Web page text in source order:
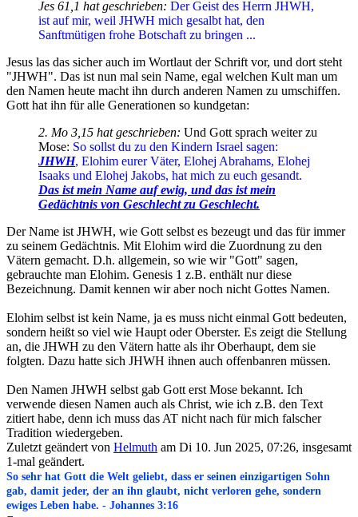
Jes 61,1 hat geschrieben: Der Geist des Herrn JHWH,
ist auf mir, weil JHWH mich gesalbt hat, den
Sanftmütigen frohe Botschaft zu bringen ...
Jesus las das sicher auch im Wortlaut der Schrift vor, und dort steht
"JHWH". Das ist nun mal sein Name, egal welchen Kult man um
den Namen heute macht ihn durch anderen Namen zu umschiffen.
Gott hat ihn für alle Generationen so kundgetan:
2. Mo 3,15 hat geschrieben: Und Gott sprach weiter zu
Mose: So sollst du zu den Kindern Israel sagen:
JHWH, Elohim eurer Väter, Elohej Abrahams, Elohej
Isaaks und Elohej Jakobs, hat mich zu euch gesandt.
Das ist mein Name auf ewig, und das ist mein
Gedächtnis von Geschlecht zu Geschlecht.
Der Name ist JHWH, wie Gott selbst es bezeugt und das für immer
zu seinem Gedächtnis. Mit Elohim wird die Zuordnung zu den
Vätern gemacht. D.h. allgemein, so wie wir "Gott" sagen,
gebrauchte man Elohim. Genesis 1 z.B. enthält nur diese
Bezeichnung. Damit kennen wir aber noch nicht Gottes Namen.
Elohim selbst ist kein Name, ja es muss nicht einmal Gott bedeuten,
sondern heißt so viel wie Haupt oder Oberster. Es zeigt die Stellung
an, die JHWH zu den Vätern hatte als ihr Oberhaupt, dem sie
folgten. Dazu hatte sich JHWH ihnen auch offenbanren müssen.
Den Namen JHWH selbst gab Gott erst Mose bekannt. Ich
verwende diesen Namen auch als Christ, wie ich z.B. den Text
zitiert habe, denn ich muss das AT nicht nach für mich falscher
Tradition wiedergeben.
Zuletzt geändert von Helmuth am Di 10. Jun 2025, 07:26, insgesamt
1-mal geändert.
So sehr hat Gott die Welt geliebt, dass er seinen einzigartigen Sohn
gab, damit jeder, der an ihn glaubt, nicht verloren gehe, sondern
ewiges Leben habe. - Johannes 3:16